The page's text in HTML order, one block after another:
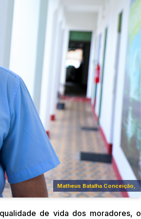
Matheus Batalha Conceição,
de vida dos moradores, o